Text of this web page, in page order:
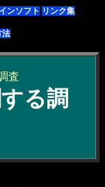
ンソフト リンク集
法
査
る調